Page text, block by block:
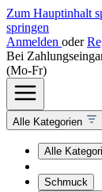
Zum Hauptinhalt
springen
Anmelden oder
Bei
(Mo-Fr)
Alle Kategorien
Alle
Schmuck